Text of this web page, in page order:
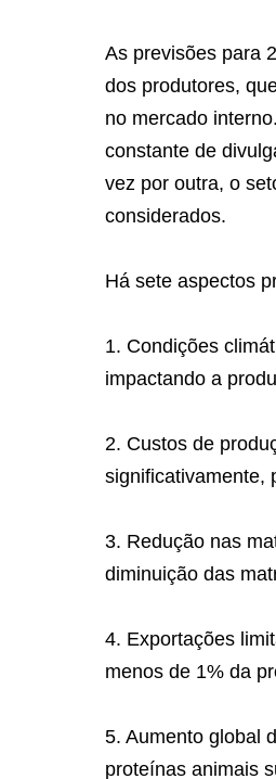
As previsões para
dos produtores,
no mercado
constante de
vez por outra, o
considerados.
Há sete aspectos
1. Condições
impactando a
2. Custos de
significativamente,
3. Redução nas
diminuição das
4. Exportações
menos de 1% da
5. Aumento global
proteínas animais